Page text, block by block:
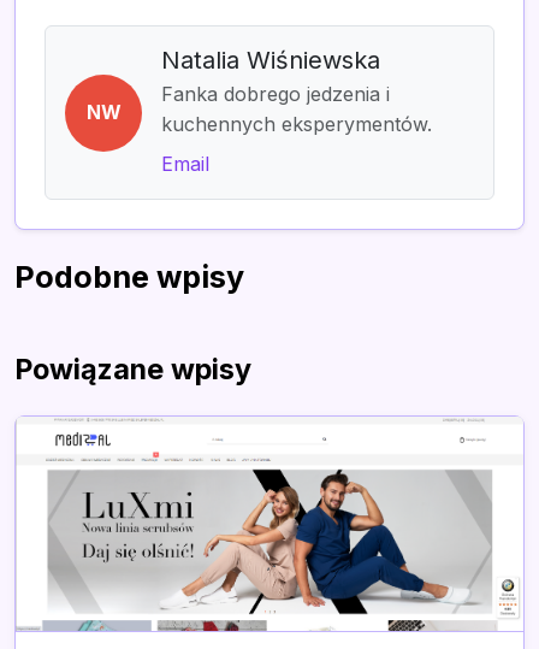
NW
Natalia Wiśniewska
Fanka dobrego jedzenia i
kuchennych eksperymentów.
Email
Podobne wpisy
Powiązane wpisy